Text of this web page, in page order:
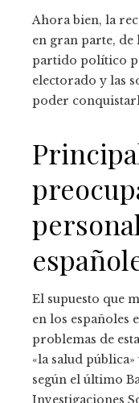
Ahora bien, la
en gran parte, de
partido político
electorado y las
poder
El supuesto que
en los españoles
problemas de
«la salud
según el último
Investigaciones